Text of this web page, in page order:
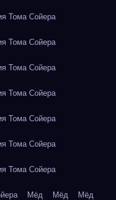
Тома Сойера
Тома Сойера
Тома Сойера
Тома Сойера
Тома Сойера
Тома Сойера
Тома Сойера
Мёд Мёд Мёд